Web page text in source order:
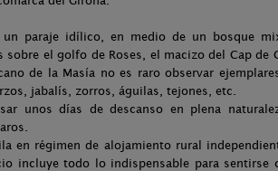
un paraje idílico, en medio de un bosque
sobre el golfo de Roses, el macizo del Cap de
de la Masía no es raro observar
jabalís, zorros, águilas, tejones, etc.
unos días de descanso en plena
en régimen de alojamiento rural
incluye todo lo indispensable para sentirse